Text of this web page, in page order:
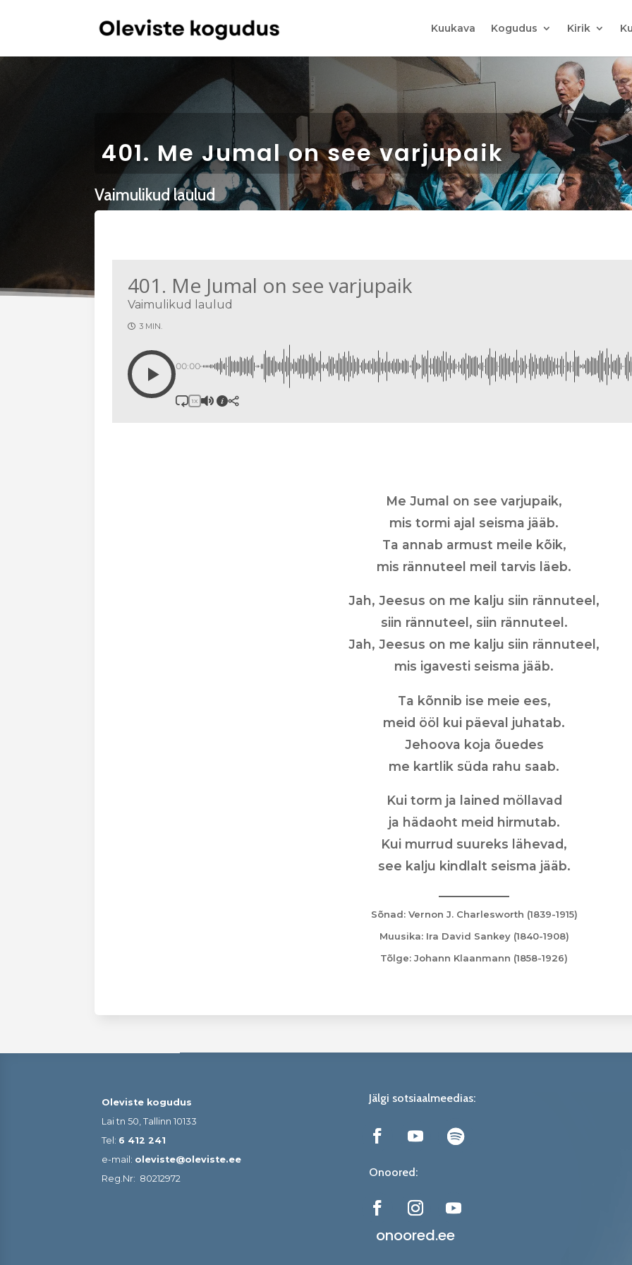
Kuukava Kogudus Kirik
401. Me Jumal on see varjupaik
Vaimulikud laulud
401. Me Jumal on see varjupaik
Vaimulikud laulud
3 MIN.
00:00
1X
Me Jumal on see varjupaik,
mis tormi ajal seisma jääb.
Ta annab armust meile kõik,
mis rännuteel meil tarvis läeb.
Jah, Jeesus on me kalju siin rännuteel,
siin rännuteel, siin rännuteel.
Jah, Jeesus on me kalju siin rännuteel,
mis igavesti seisma jääb.
Ta kõnnib ise meie ees,
meid ööl kui päeval juhatab.
Jehoova koja õuedes
me kartlik süda rahu saab.
Kui torm ja lained möllavad
ja hädaoht meid hirmutab.
Kui murrud suureks lähevad,
see kalju kindlalt seisma jääb.
Sõnad: Vernon J. Charlesworth (1839-1915)
Muusika: Ira David Sankey (1840-1908)
Tõlge: Johann Klaanmann (1858-1926)
Oleviste kogudus
Lai tn 50, Tallinn 10133
Tel: 6 412 241
e-mail: oleviste@oleviste.ee
Reg.Nr: 80212972
Jälgi sotsiaalmeedias:
Onoored:
onoored.ee